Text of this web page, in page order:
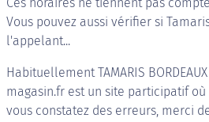
Vous pouvez aussi vérifier si
l'appelant...
HabituellementTAMARIS BORDEAUX
magasin.fr est un site participatif
vous constatez des erreurs, merci